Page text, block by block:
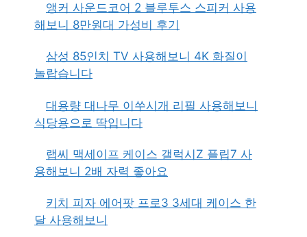
앵커 사운드코어 2 블루투스 스피커 사용
해보니 8만원대 가성비 후기
삼성 85인치 TV 사용해보니 4K 화질이
놀랍습니다
대용량 대나무 이쑤시개 리필 사용해보니
식당용으로 딱입니다
랩씨 맥세이프 케이스 갤럭시Z 플립7 사
용해보니 2배 자력 좋아요
키치 피자 에어팟 프로3 3세대 케이스 한
달 사용해보니